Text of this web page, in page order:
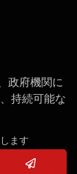
政府機関に
持続可能な
ます